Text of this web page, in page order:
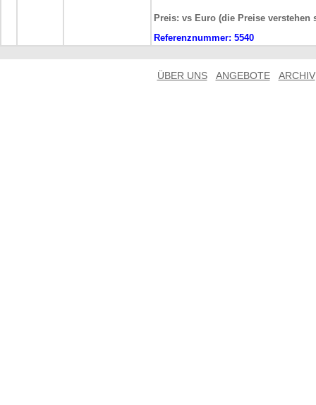
Preis: vs Euro (die Preise
Referenznummer: 5540
ÜBER UNS ANGEBOTE ARCHIV